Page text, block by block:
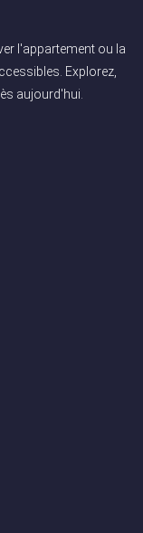
l'appartement ou la
Explorez,
aujourd'hui.